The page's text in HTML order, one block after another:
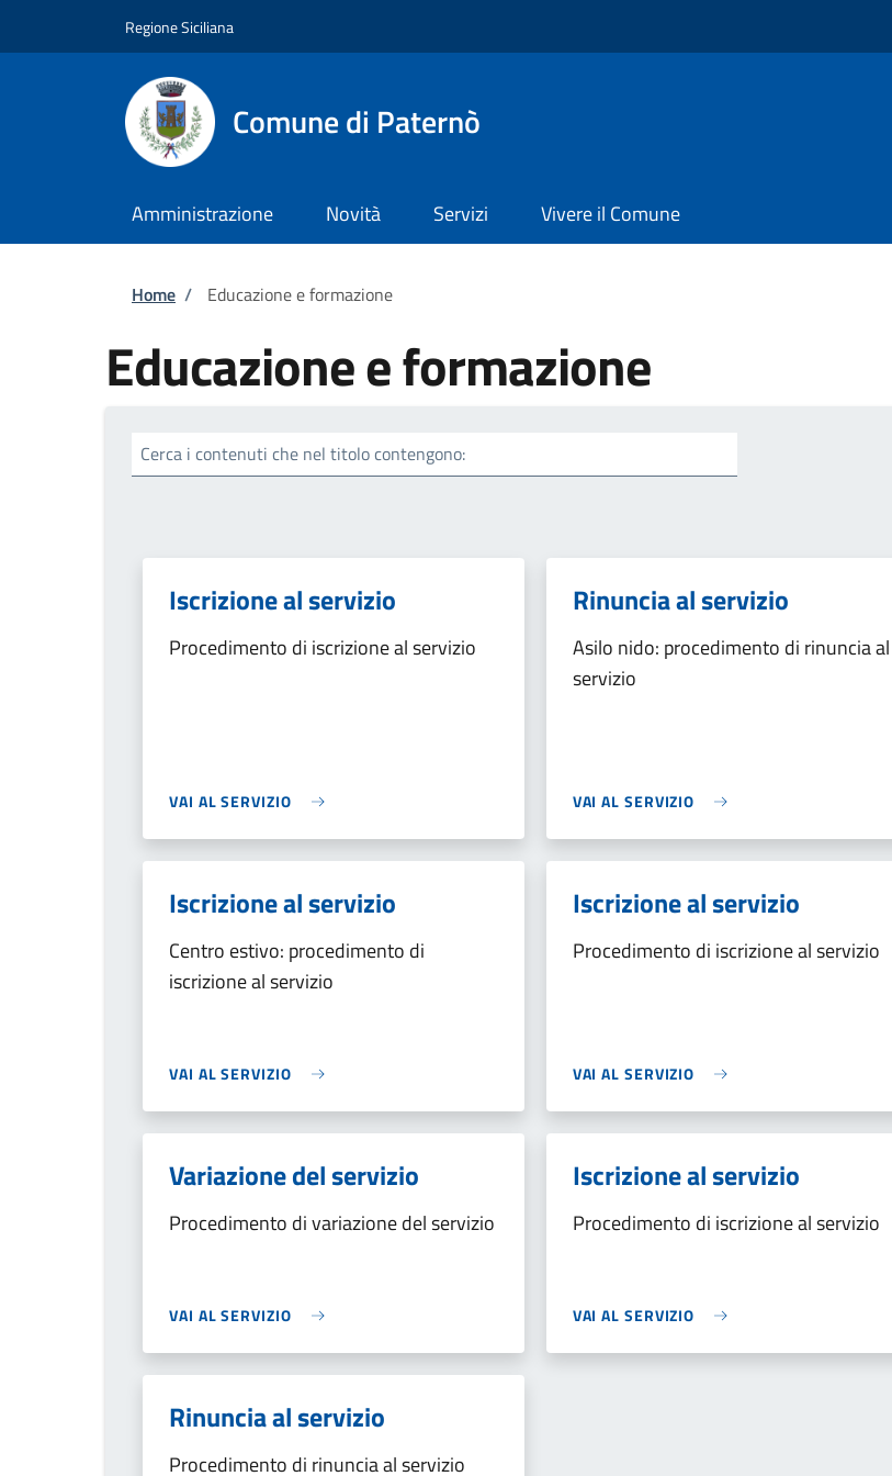
Regione Siciliana
Comune di Paternò
Amministrazione Novità Servizi Vivere il Comune
Briciole di pane
Home / Educazione e formazione
Educazione e formazione
Cerca i contenuti che nel titolo contengono:
Iscrizione al servizio
Procedimento di iscrizione al servizio
VAI AL SERVIZIO
Rinuncia al servizio
Asilo nido: procedimento di rinuncia al
servizio
VAI AL SERVIZIO
Iscrizione al servizio
Centro estivo: procedimento di
iscrizione al servizio
VAI AL SERVIZIO
Iscrizione al servizio
Procedimento di iscrizione al servizio
VAI AL SERVIZIO
Variazione del servizio
Procedimento di variazione del servizio
VAI AL SERVIZIO
Iscrizione al servizio
Procedimento di iscrizione al servizio
VAI AL SERVIZIO
Rinuncia al servizio
Procedimento di rinuncia al servizio